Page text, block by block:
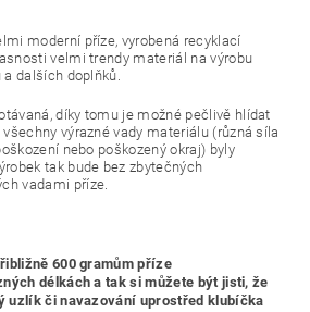
moderní příze, vyrobená recyklací
velmi trendy materiál na výrobu
a dalších doplňků.
díky tomu je možné pečlivě hlídat
výrazné vady materiálu (různá síla
nebo poškozený okraj) byly
tak bude bez zbytečných
vadami příze.
600 gramům příze
délkách a tak si můžete být jisti, že
uzlík či navazování uprostřed klubíčka